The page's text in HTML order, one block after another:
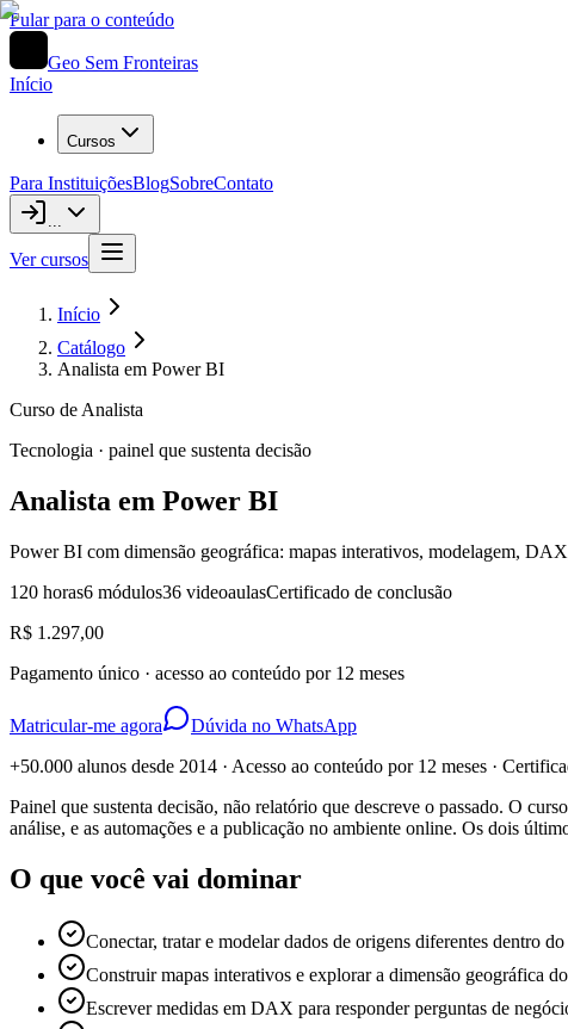
Pular para o conteúdo
Geo Sem Fronteiras
Início
Cursos
Para InstituiçõesBlogSobreContato
...
Ver cursos
Início
Catálogo
Analista em Power BI
Curso de Analista
Tecnologia · painel que sustenta decisão
Analista em Power BI
Power BI com dimensão geográfica: mapas interativos, modelagem,
120 horas6 módulos36 videoaulasCertificado de conclusão
R$ 1.297,00
Pagamento único · acesso ao conteúdo por 12 meses
Matricular-me agora
Dúvida no WhatsApp
+50.000 alunos desde 2014 · Acesso ao conteúdo por 12 meses ·
Painel que sustenta decisão, não relatório que descreve o passado. O
análise, e as automações e a publicação no ambiente online. Os dois
O que você vai dominar
Conectar, tratar e modelar dados de origens diferentes dentro
Construir mapas interativos e explorar a dimensão geográfica
Escrever medidas em DAX para responder perguntas de